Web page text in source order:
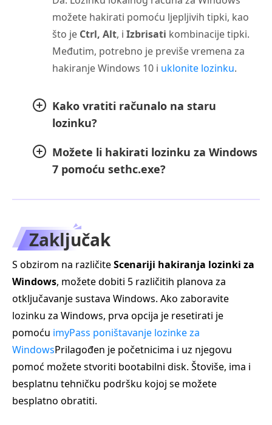
možete hakirati pomoću ljepljivih tipki, kao
što je Ctrl, Alt, i Izbrisati kombinacije tipki.
Međutim, potrebno je previše vremena za
hakiranje Windows 10 i uklonite lozinku.
Kako vratiti računalo na staru
lozinku?
Možete li hakirati lozinku za Windows
7 pomoću sethc.exe?
Zaključak
S obzirom na različiteScenariji hakiranja lozinki za
Windows, možete dobiti 5 različitih planova za
otključavanje sustava Windows. Ako zaboravite
lozinku za Windows, prva opcija je resetirati je
pomoću imyPass poništavanje lozinke za
WindowsPrilagođen je početnicima i uz njegovu
pomoć možete stvoriti bootabilni disk. Štoviše, ima i
besplatnu tehničku podršku kojoj se možete
besplatno obratiti.